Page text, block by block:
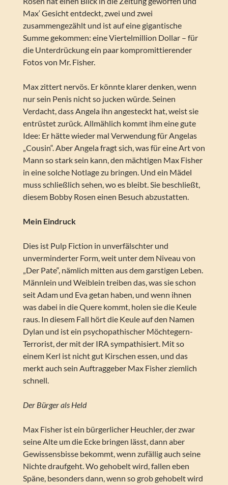
Max‘ Gesicht entdeckt, zwei und zwei
zusammengezählt und ist auf eine gigantische
Summe gekommen: eine Viertelmillion Dollar – für
die Unterdrückung ein paar kompromittierender
Fotos von Mr. Fisher.
Max zittert nervös. Er könnte klarer denken, wenn
nur sein Penis nicht so jucken würde. Seinen
Verdacht, dass Angela ihn angesteckt hat, weist sie
entrüstet zurück. Allmählich kommt ihm eine gute
Idee: Er hätte wieder mal Verwendung für Angelas
„Cousin“. Aber Angela fragt sich, was für eine Art von
Mann so stark sein kann, den mächtigen Max Fisher
in eine solche Notlage zu bringen. Und ein Mädel
muss schließlich sehen, wo es bleibt. Sie beschließt,
diesem Bobby Rosen einen Besuch abzustatten.
Mein Eindruck
Dies ist Pulp Fiction in unverfälschter und
unverminderter Form, weit unter dem Niveau von
„Der Pate“, nämlich mitten aus dem garstigen Leben.
Männlein und Weiblein treiben das, was sie schon
seit Adam und Eva getan haben, und wenn ihnen
was dabei in die Quere kommt, holen sie die Keule
raus. In diesem Fall hört die Keule auf den Namen
Dylan und ist ein psychopathischer Möchtegern-
Terrorist, der mit der IRA sympathisiert. Mit so
einem Kerl ist nicht gut Kirschen essen, und das
merkt auch sein Auftraggeber Max Fisher ziemlich
schnell.
Der Bürger als Held
Max Fisher ist ein bürgerlicher Heuchler, der zwar
seine Alte um die Ecke bringen lässt, dann aber
Gewissensbisse bekommt, wenn zufällig auch seine
Nichte draufgeht. Wo gehobelt wird, fallen eben
Späne, besonders dann, wenn so grob gehobelt wird